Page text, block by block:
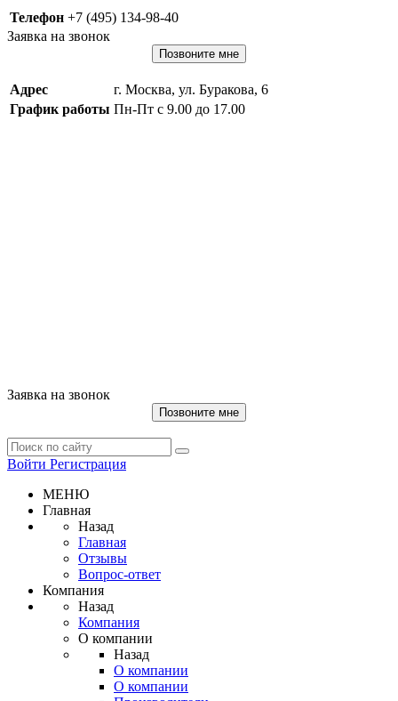
Телефон +7 (495) 134-98-40
Заявка на звонок
Позвоните мне
Адрес
г. Москва, ул. Буракова, 6
График работы Пн-Пт с 9.00 до 17.00
Заявка на звонок
Позвоните мне
Войти Регистрация
МЕНЮ
Главная
Назад
Главная
Отзывы
Вопрос-ответ
Компания
Назад
Компания
О компании
Назад
О компании
О компании